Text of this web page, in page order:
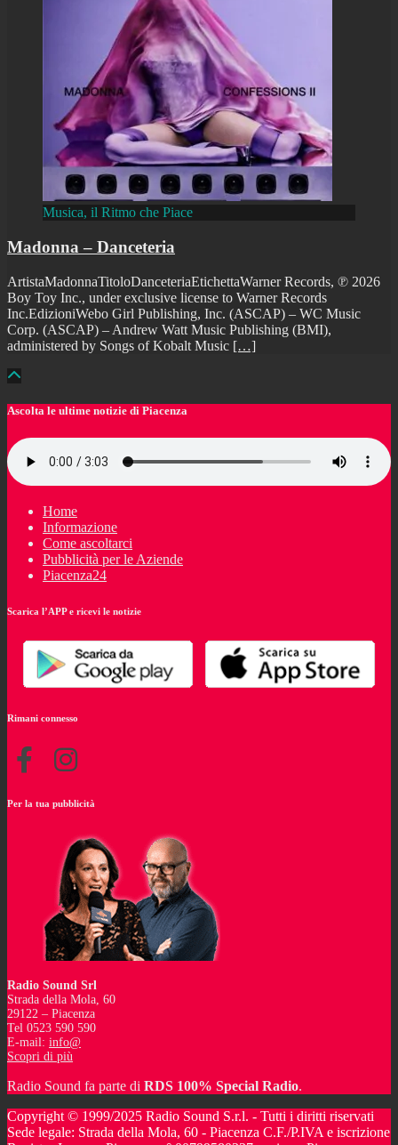
Musica, il Ritmo che Piace
Madonna – Danceteria
ArtistaMadonnaTitoloDanceteriaEtichettaWarner Records, ℗ 2026
Boy Toy Inc., under exclusive license to Warner Records
Inc.EdizioniWebo Girl Publishing, Inc. (ASCAP) – WC Music
Corp. (ASCAP) – Andrew Watt Music Publishing (BMI),
administered by Songs of Kobalt Music […]
Ascolta le ultime notizie di Piacenza
Home
Informazione
Come ascoltarci
Pubblicità per le Aziende
Piacenza24
Scarica l’APP e ricevi le notizie
Rimani connesso
Per la tua pubblicità
Radio Sound Srl
Strada della Mola, 60
29122 – Piacenza
Tel 0523 590 590
E-mail: info@
Scopri di più
Radio Sound fa parte di RDS 100% Special Radio.
Copyright © 1999/2025 Radio Sound S.r.l. - Tutti i diritti riservati
Sede legale: Strada della Mola, 60 - Piacenza C.F./P.IVA e iscrizione